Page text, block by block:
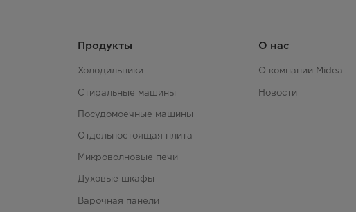
Продукты
Холодильники
Стиральные машины
Посудомоечные машины
Отдельностоящая плита
Микроволновые печи
Духовые шкафы
Варочная панели
О нас
О компании Midea
Новости